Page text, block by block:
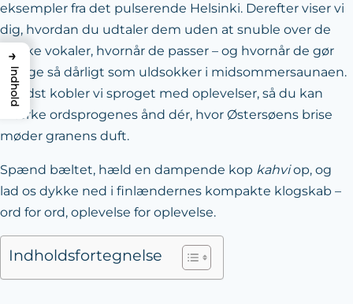
eksempler fra det pulserende Helsinki. Derefter viser vi
dig, hvordan du udtaler dem uden at snuble over de
drilske vokaler, hvornår de passer – og hvornår de gør
sig lige så dårligt som uldsokker i midsommer­saunaen.
Til sidst kobler vi sproget med oplevelser, så du kan
mærke ordsprogenes ånd dér, hvor Østersøens brise
møder granens duft.
Spænd bæltet, hæld en dampende kop kahviop, og
lad os dykke ned i finlændernes kompakte klogskab –
ord for ord, oplevelse for oplevelse.
Indholdsfortegnelse
→
Indhold